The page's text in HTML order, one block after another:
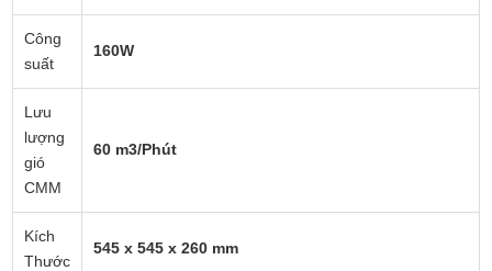
Công
suất
160W
Lưu
lượng
gió
CMM
60 m3/Phút
Kích
Thước
545 x 545 x 260 mm